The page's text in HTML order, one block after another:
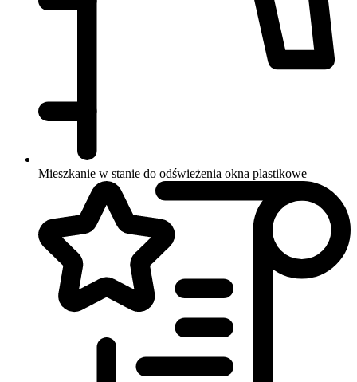
Mieszkanie w stanie do odświeżenia okna plastikowe